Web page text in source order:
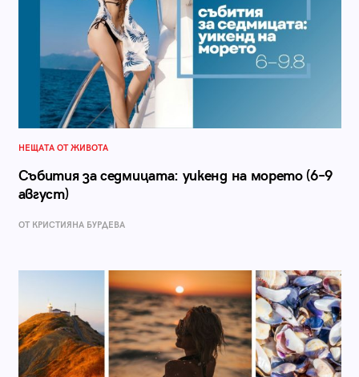
НЕЩАТА ОТ ЖИВОТА
Събития за седмицата: уикенд на морето (6–9
август)
ОТ КРИСТИЯНА БУРДЕВА